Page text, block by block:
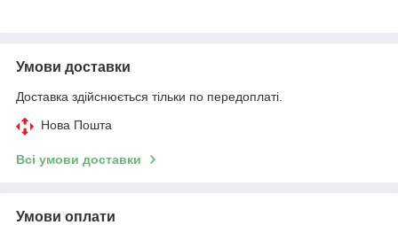
Умови доставки
Доставка здійснюється тільки по передоплаті.
Нова Пошта
Всі умови доставки
Умови оплати